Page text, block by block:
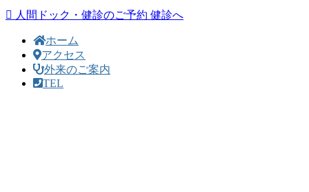
人間ドック・健診のご予約 健診へ
ホーム
アクセス
外来のご案内
TEL